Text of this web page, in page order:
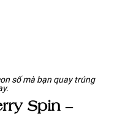
số mà bạn quay trúng
Spin –